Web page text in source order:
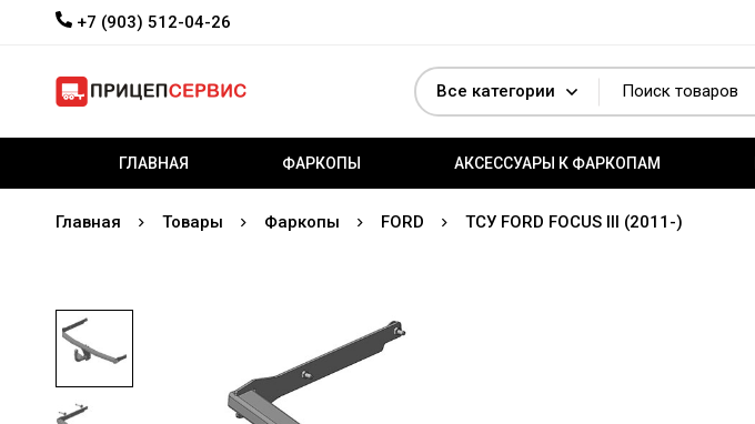
+7 (903) 512-04-26
ГЛАВНАЯ ФАРКОПЫ АКСЕССУАРЫ К ФАРКОПАМ
Главная Товары Фаркопы FORD ТСУ FORD FOCUS III (2011-)